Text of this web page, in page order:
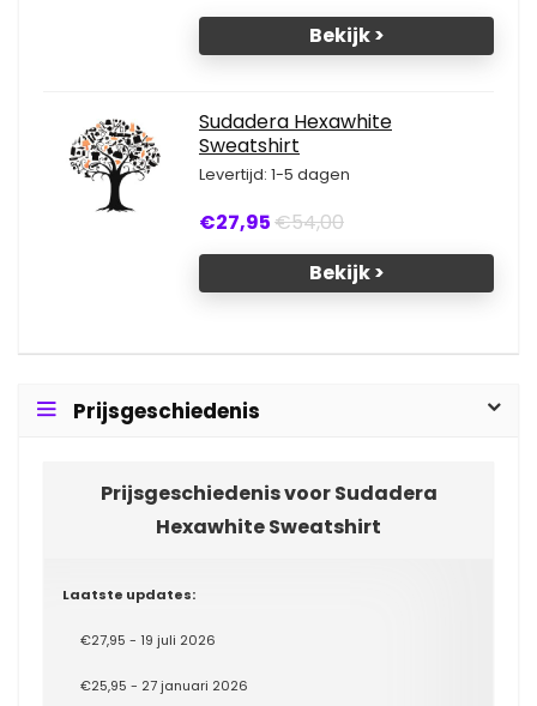
Bekijk >
Sudadera Hexawhite
Sweatshirt
Levertijd: 1-5 dagen
€27,95€54,00
Bekijk >
Prijsgeschiedenis
Prijsgeschiedenis voor Sudadera
Hexawhite Sweatshirt
Laatste updates:
€27,95 - 19 juli 2026
€25,95 - 27 januari 2026